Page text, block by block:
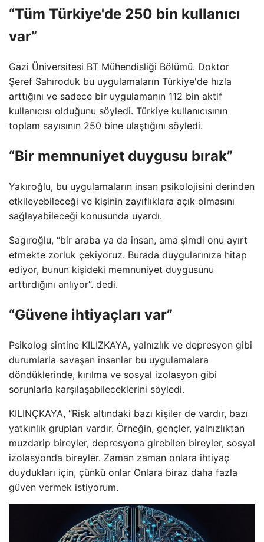
“Tüm Türkiye'de 250 bin kullanıcı
var”
Gazi Üniversitesi BT Mühendisliği Bölümü. Doktor
Şeref Sahıroduk bu uygulamaların Türkiye'de hızla
arttığını ve sadece bir uygulamanın 112 bin aktif
kullanıcısı olduğunu söyledi. Türkiye kullanıcısının
toplam sayısının 250 bine ulaştığını söyledi.
“Bir memnuniyet duygusu bırak”
Yakıroğlu, bu uygulamaların insan psikolojisini derinden
etkileyebileceği ve kişinin zayıflıklara açık olmasını
sağlayabileceği konusunda uyardı.
Sagıroğlu, “bir araba ya da insan, ama şimdi onu ayırt
etmekte zorluk çekiyoruz. Burada duygularınıza hitap
ediyor, bunun kişideki memnuniyet duygusunu
arttırdığını anlıyor”. dedi.
“Güvene ihtiyaçları var”
Psikolog sintine KILIZKAYA, yalnızlık ve depresyon gibi
durumlarla savaşan insanlar bu uygulamalara
döndüklerinde, kırılma ve sosyal izolasyon gibi
sorunlarla karşılaşabileceklerini söyledi.
KILINÇKAYA, “Risk altındaki bazı kişiler de vardır, bazı
yatkınlık grupları vardır. Örneğin, gençler, yalnızlıktan
muzdarip bireyler, depresyona girebilen bireyler, sosyal
izolasyonda bireyler. Zaman zaman onlara ihtiyaç
duydukları için, çünkü onlar Onlara biraz daha fazla
güven vermek istiyorum.